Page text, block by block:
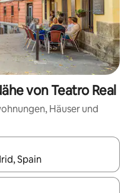
von Teatro Real
Häuser und
navigiere mit den